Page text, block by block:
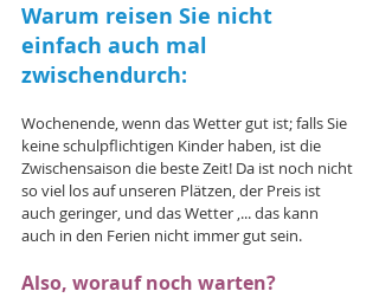
Warum reisen Sie nicht
einfach auch mal
zwischendurch:
Wochenende, wenn das Wetter gut ist; falls Sie
keine schulpflichtigen Kinder haben, ist die
Zwischensaison die beste Zeit! Da ist noch nicht
so viel los auf unseren Plätzen, der Preis ist
auch geringer, und das Wetter ,... das kann
auch in den Ferien nicht immer gut sein.
Also, worauf noch warten?